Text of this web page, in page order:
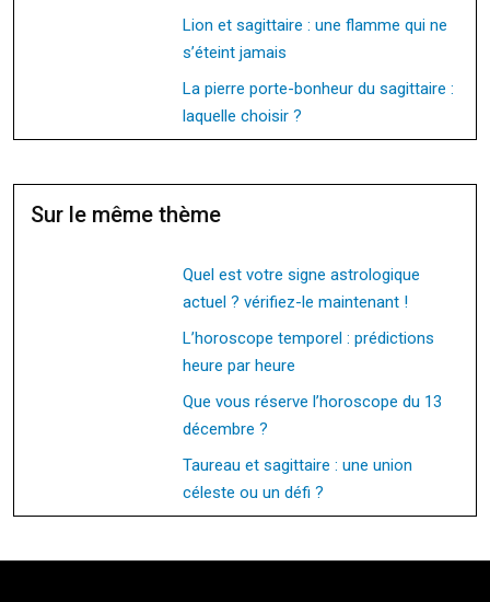
Lion et sagittaire : une flamme qui ne
s’éteint jamais
La pierre porte-bonheur du sagittaire :
laquelle choisir ?
Sur le même thème
Quel est votre signe astrologique
actuel ? vérifiez-le maintenant !
L’horoscope temporel : prédictions
heure par heure
Que vous réserve l’horoscope du 13
décembre ?
Taureau et sagittaire : une union
céleste ou un défi ?